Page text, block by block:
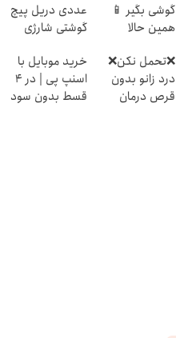
گوشی بگیر 📱
همین حالا
بده 🎯
عددی دریل پیچ
گوشتی شارژی
محدود)
❌تحمل نکن❌
درد زانو بدون
قرص درمان
خرید موبایل با
اسنپ پی | در ۴
قسط بدون سود